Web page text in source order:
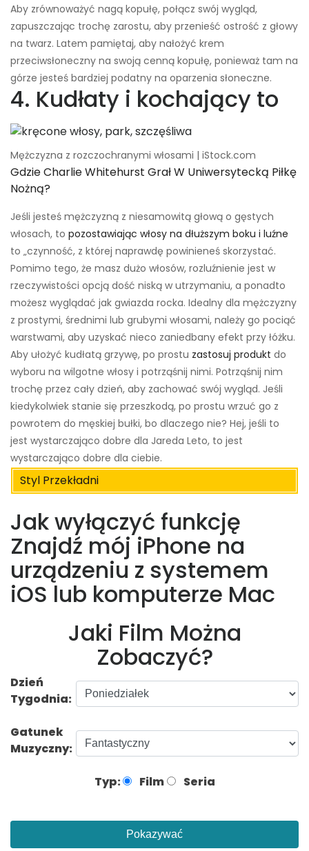
Aby zrównoważyć nagą kopułę, połącz swój wygląd,
zapuszczając trochę zarostu, aby przenieść ostrość z głowy
na twarz. Latem pamiętaj, aby nałożyć krem ​​
przeciwsłoneczny na swoją cenną kopułę, ponieważ tam na
górze jesteś bardziej podatny na oparzenia słoneczne.
4. Kudłaty i kochający to
Mężczyzna z rozczochranymi włosami | iStock.com
Gdzie Charlie Whitehurst Grał W Uniwersytecką Piłkę
Nożną?
Jeśli jesteś mężczyzną z niesamowitą głową o gęstych
włosach, to pozostawiając włosy na dłuższym boku i luźne
to „czynność, z której naprawdę powinieneś skorzystać.
Pomimo tego, że masz dużo włosów, rozluźnienie jest w
rzeczywistości opcją dość niską w utrzymaniu, a ponadto
możesz wyglądać jak gwiazda rocka. Idealny dla mężczyzny
z prostymi, średnimi lub grubymi włosami, należy go pociąć
warstwami, aby uzyskać nieco zaniedbany efekt przy łóżku.
Aby ułożyć kudłatą grzywę, po prostu zastosuj produkt do
wyboru na wilgotne włosy i potrząśnij nimi. Potrząśnij nim
trochę przez cały dzień, aby zachować swój wygląd. Jeśli
kiedykolwiek stanie się przeszkodą, po prostu wrzuć go z
powrotem do męskiej bułki, bo dlaczego nie? Hej, jeśli to
jest wystarczająco dobre dla Jareda Leto, to jest
wystarczająco dobre dla ciebie.
Styl Przekładni
Jak wyłączyć funkcję
Znajdź mój iPhone na
urządzeniu z systemem
iOS lub komputerze Mac
Jaki Film Można
Zobaczyć?
Dzień
Tygodnia:
Gatunek
Muzyczny:
Typ: Film Seria
Pokazywać